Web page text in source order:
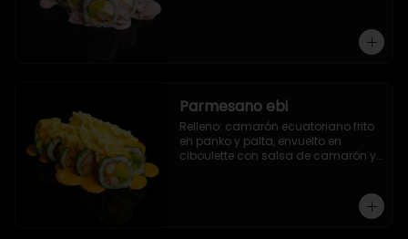
Parmesano ebi
Relleno: camarón ecuatoriano frito
en panko y palta, envuelto en
ciboulette con salsa de camarón y